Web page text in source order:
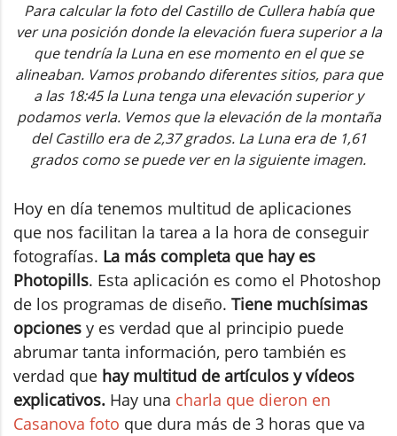
Para calcular la foto del Castillo de Cullera había que
ver una posición donde la elevación fuera superior a la
que tendría la Luna en ese momento en el que se
alineaban. Vamos probando diferentes sitios, para que
a las 18:45 la Luna tenga una elevación superior y
podamos verla. Vemos que la elevación de la montaña
del Castillo era de 2,37 grados. La Luna era de 1,61
grados como se puede ver en la siguiente imagen.
Hoy en día tenemos multitud de aplicaciones
que nos facilitan la tarea a la hora de conseguir
fotografías. La más completa que hay es
Photopills. Esta aplicación es como el Photoshop
de los programas de diseño. Tiene muchísimas
opciones y es verdad que al principio puede
abrumar tanta información, pero también es
verdad que hay multitud de artículos y vídeos
explicativos. Hay una charla que dieron en
Casanova foto que dura más de 3 horas que va